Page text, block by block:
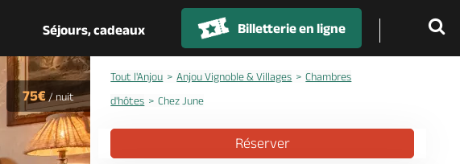
Séjours, cadeaux Billetterie en ligne
75€ / nuit
Tout l'Anjou Anjou Vignoble & Villages
Chambres
d'hôtes
Chez June
Réserver